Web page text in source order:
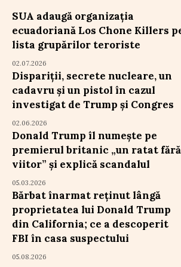
SUA adaugă organizația
ecuadoriană Los Chone Killers
lista grupărilor teroriste
02.07.2026
Dispariții, secrete nucleare, un
cadavru și un pistol în cazul
investigat de Trump și Congres
02.06.2026
Donald Trump îl numește pe
premierul britanic „un ratat fără
viitor” și explică scandalul
05.03.2026
Bărbat înarmat reținut lângă
proprietatea lui Donald Trump
din California; ce a descoperit
FBI în casa suspectului
05.08.2026